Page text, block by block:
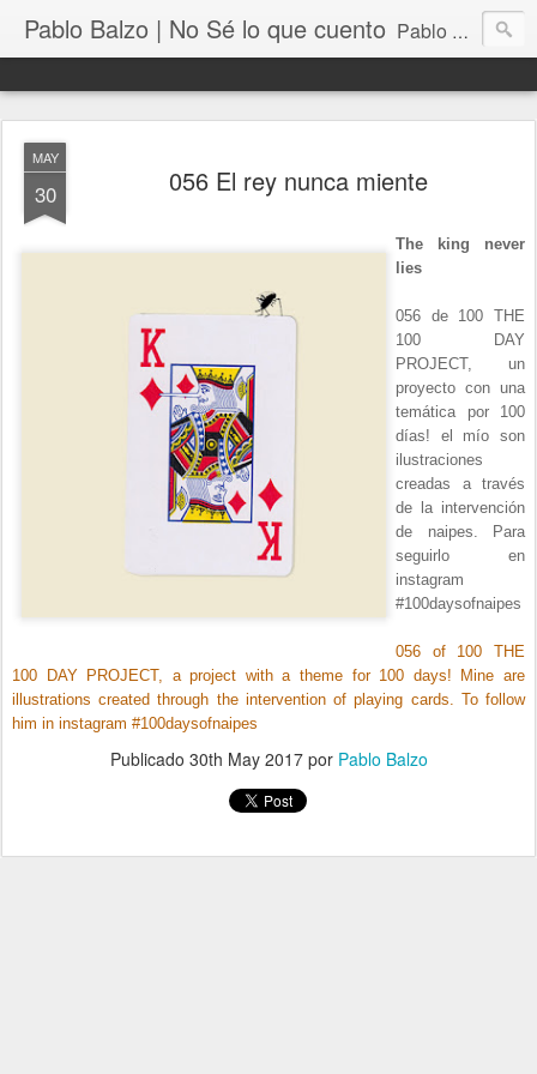
Pablo Balzo | No Sé lo que cuento Pablo Balzo Ilustración-collage
MAY
30 056 El rey nunca miente
The king never
lies
056 de 100 THE
100 DAY
PROJECT, un
proyecto con una
temática por 100
días! el mío son
ilustraciones
creadas a través
de la intervención
de naipes. Para
seguirlo en
instagram
#100daysofnaipes
056 of 100 THE
100 DAY PROJECT, a project with a theme for 100 days! Mine are
illustrations created through the intervention of playing cards. To follow
him in instagram #100daysofnaipes
Publicado 30th May 2017por Pablo Balzo